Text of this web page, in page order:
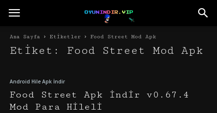
Ana Sayfa Etiketler Food Street Mod Apk
Etiket: Food Street Mod Apk
Android Hile Apk İndir
Food Street Apk İndir v0.67.4
Mod Para Hileli